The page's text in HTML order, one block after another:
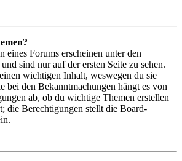
eines Forums erscheinen unter den
sind nur auf der ersten Seite zu sehen.
wichtigen Inhalt, weswegen du sie
bei den Bekanntmachungen hängt es von
ab, ob du wichtige Themen erstellen
die Berechtigungen stellt die Board-